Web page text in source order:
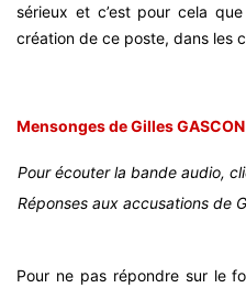
sérieux et c’est pour cela
création de ce poste, dans les
Mensonges de Gilles GASCON
Pour écouter la bande audio,
Réponses aux accusations de
Pour ne pas répondre sur le